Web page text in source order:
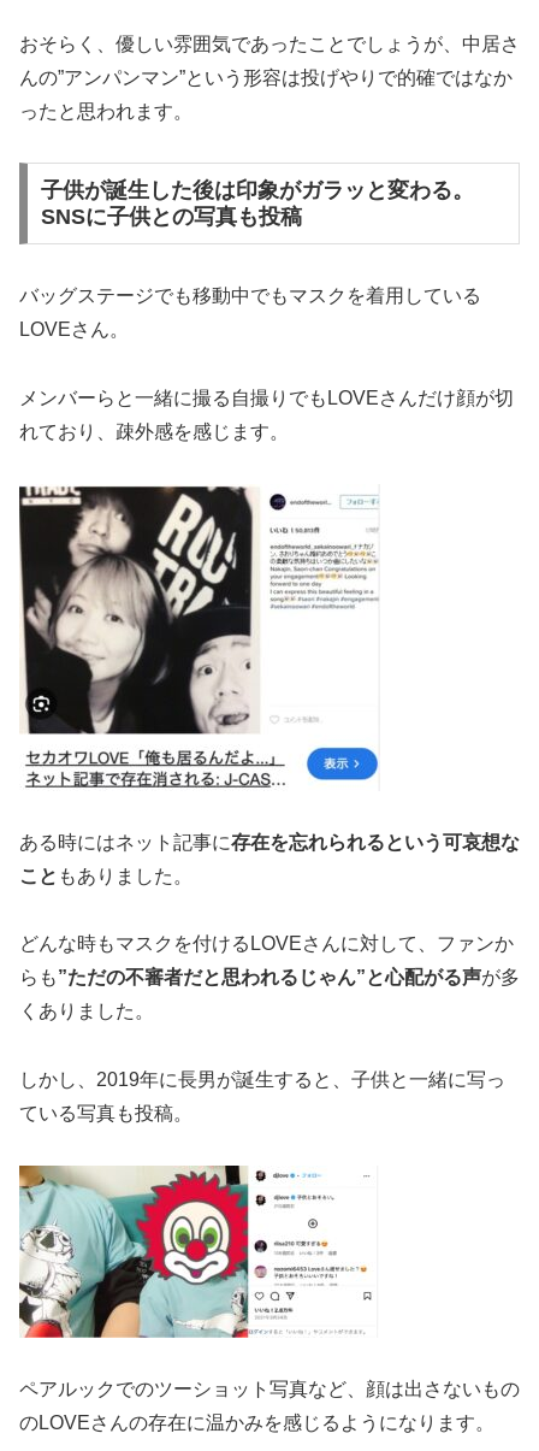
おそらく、優しい雰囲気であったことでしょうが、中居さ
んの”アンパンマン”という形容は投げやりで的確ではなか
ったと思われます。
子供が誕生した後は印象がガラッと変わる。
SNSに子供との写真も投稿
バッグステージでも移動中でもマスクを着用している
LOVEさん。
メンバーらと一緒に撮る自撮りでもLOVEさんだけ顔が切
れており、疎外感を感じます。
ある時にはネット記事に存在を忘れられるという可哀想な
こと もありました。
どんな時もマスクを付けるLOVEさんに対して、ファンか
らも”ただの不審者だと思われるじゃん”と心配がる声が多
くありました。
しかし、2019年に長男が誕生すると、子供と一緒に写っ
ている写真も投稿。
ペアルックでのツーショット写真など、顔は出さないもの
のLOVEさんの存在に温かみを感じるようになります。